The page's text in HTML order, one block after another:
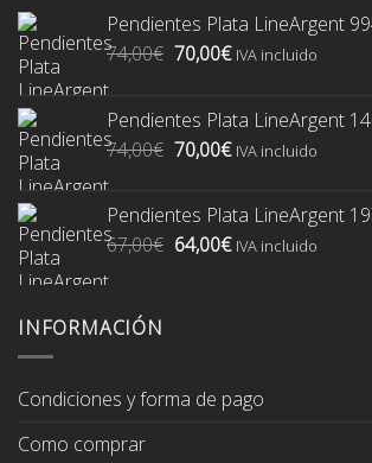
Pendientes Plata LineArgent
74,00€ El
era:
74,00€.
70,00€El
es:
70,00€.
IVA incluido
Pendientes Plata LineArgent
74,00€ El
era:
74,00€.
70,00€El
es:
70,00€.
IVA incluido
Pendientes Plata LineArgent
67,00€ El
64,00€ElIVA incluido
INFORMACIÓN
Condiciones y forma de pago
Como comprar